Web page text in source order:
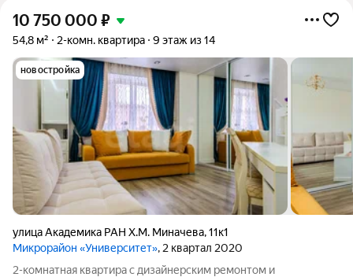
10 750 000 ₽
54,8 м² 2-комн. квартира 9 этаж из 14
новостройка
улица Академика РАН Х.М. Миначева,11к1
Микрорайон «Университет», 2 квартал 2020
2-комнатная квартира с дизайнерским ремонтом и